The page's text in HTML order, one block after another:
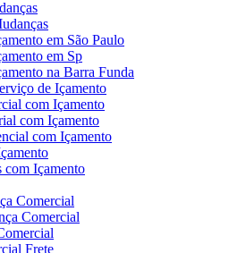
em São Paulo
em Sp
na Barra Funda
de Içamento
com Içamento
com Içamento
com Içamento
com Içamento
Comercial
Comercial
Frete